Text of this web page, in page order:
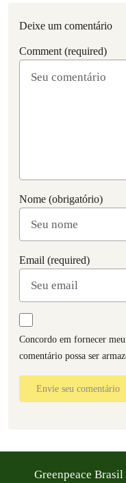
Deixe um comentário
Comment (required)
Nome (obrigatório)
Email (required)
Concordo em fornecer
comentário possa ser
Envie seu comentário
Greenpeace Brasil